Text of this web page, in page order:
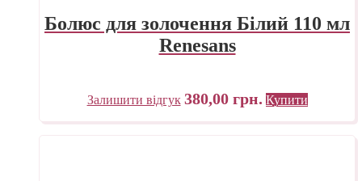
Болюс для золочення Білий 110 мл
Renesans
Залишити відгук 380,00 грн. Купити